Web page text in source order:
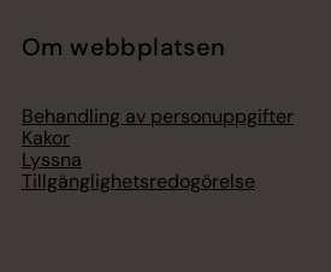
Om webbplatsen
Behandling av personuppgifter
Kakor
Lyssna
Tillgänglighetsredogörelse